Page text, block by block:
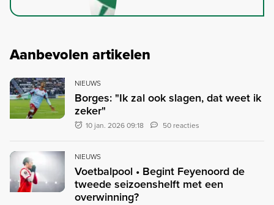
Aanbevolen artikelen
NIEUWS
Borges: "Ik zal ook slagen, dat weet ik
zeker"
10 jan. 2026 09:18 50 reacties
NIEUWS
Voetbalpool • Begint Feyenoord de
tweede seizoenshelft met een
overwinning?